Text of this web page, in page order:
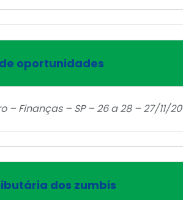
oportunidades
– Finanças – SP – 26 a 28 – 27/11/
dos zumbis